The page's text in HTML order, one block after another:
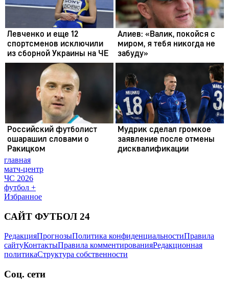
главная
матч-центр
ЧС 2026
футбол +
Избранное
САЙТ ФУТБОЛ 24
РедакцияПрогнозыПолитика конфиденциальностиПравила
сайтуКонтактыПравила комментированияРедакционная
политикаСтруктура собственности
Соц. сети